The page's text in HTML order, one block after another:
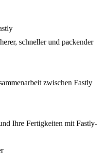
schneller und packender
zwischen Fastly
Ihre Fertigkeiten mit Fastly-